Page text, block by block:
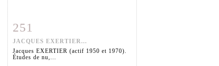
Fiche détaillée
251
JACQUES EXERTIER...
Jacques EXERTIER (actif 1950 et 1970).
Études de nu,...